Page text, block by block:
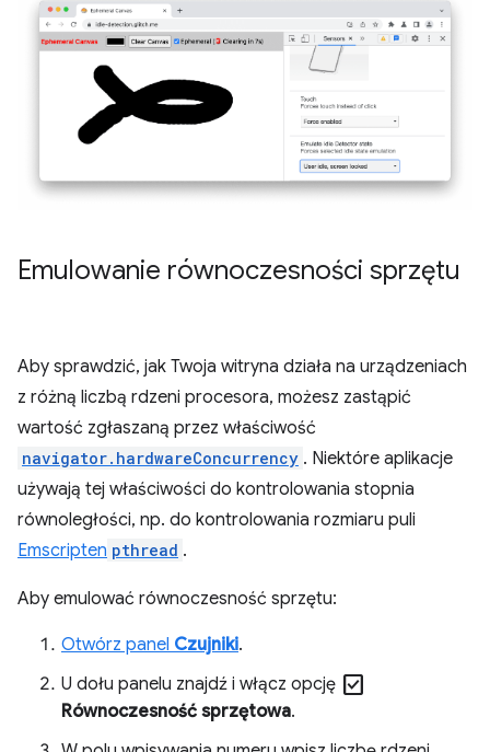
Emulowanie równoczesności sprzętu
Aby sprawdzić, jak Twoja witryna działa na urządzeniach
z różną liczbą rdzeni procesora, możesz zastąpić
wartość zgłaszaną przez właściwość
navigator.hardwareConcurrency . Niektóre aplikacje
używają tej właściwości do kontrolowania stopnia
równoległości, np. do kontrolowania rozmiaru puli
Emscripten pthread .
Aby emulować równoczesność sprzętu:
Otwórz panel Czujniki.
U dołu panelu znajdź i włącz opcję check_box
Równoczesność sprzętowa.